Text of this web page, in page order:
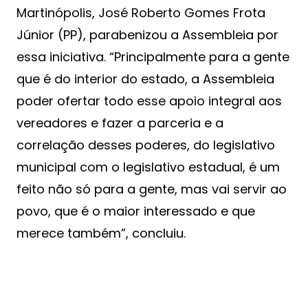
Martinópolis, José Roberto Gomes Frota
Júnior (PP), parabenizou a Assembleia por
essa iniciativa. “Principalmente para a gente
que é do interior do estado, a Assembleia
poder ofertar todo esse apoio integral aos
vereadores e fazer a parceria e a
correlação desses poderes, do legislativo
municipal com o legislativo estadual, é um
feito não só para a gente, mas vai servir ao
povo, que é o maior interessado e que
merece também”, concluiu.